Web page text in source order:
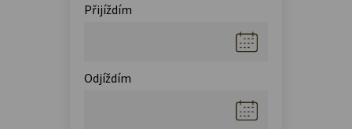
Přijíždím
Odjíždím